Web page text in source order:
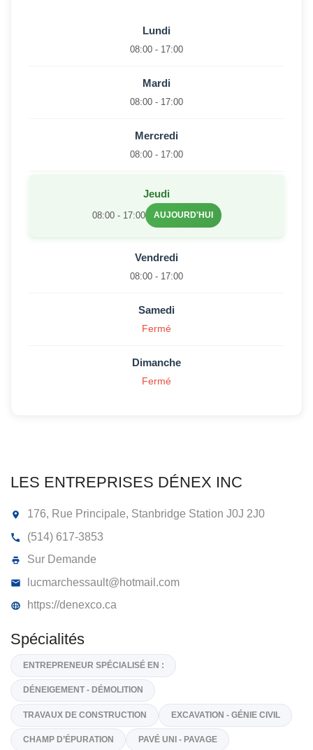
LES ENTREPRISES DÉNEX INC
(514) 617-3853
Sur Demande
lucmarchessault@hotmail.com
https://denexco.ca
Lundi
08:00 - 17:00
Mardi
08:00 - 17:00
Mercredi
08:00 - 17:00
Jeudi
08:00 - 17:00 AUJOURD'HUI
Vendredi
08:00 - 17:00
Samedi
Fermé
Dimanche
Fermé